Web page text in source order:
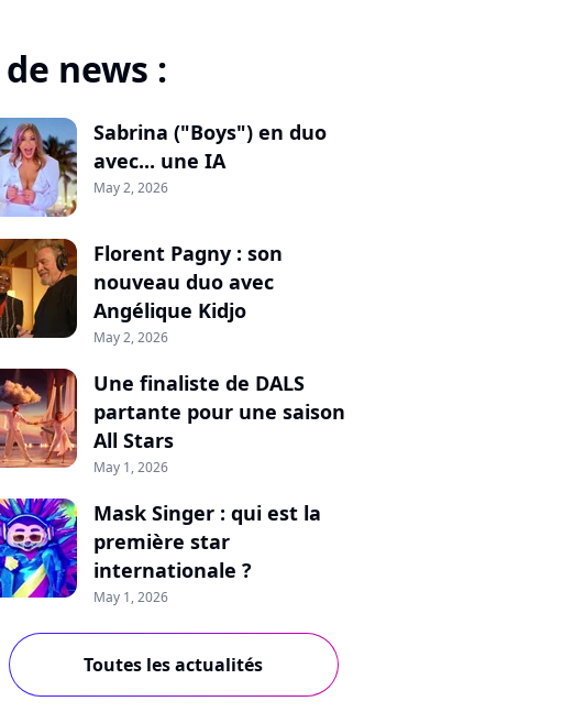
de news :
Sabrina ("Boys") en duo
avec... une IA
May 2, 2026
Florent Pagny : son
nouveau duo avec
Angélique Kidjo
May 2, 2026
Une finaliste de DALS
partante pour une saison
All Stars
May 1, 2026
Mask Singer : qui est la
première star
internationale ?
May 1, 2026
Toutes les actualités